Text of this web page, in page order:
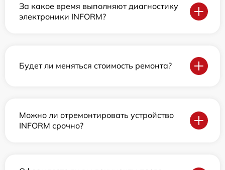
За какое время выполняют диагностику
электроники INFORM?
Будет ли меняться стоимость ремонта?
Можно ли отремонтировать устройство
INFORM срочно?